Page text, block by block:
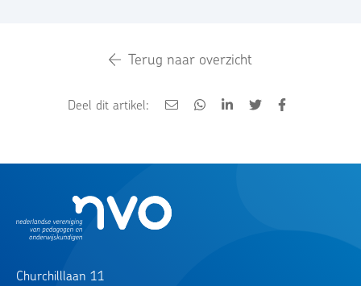
Terug naar overzicht
Deel dit artikel:
Churchilllaan 11